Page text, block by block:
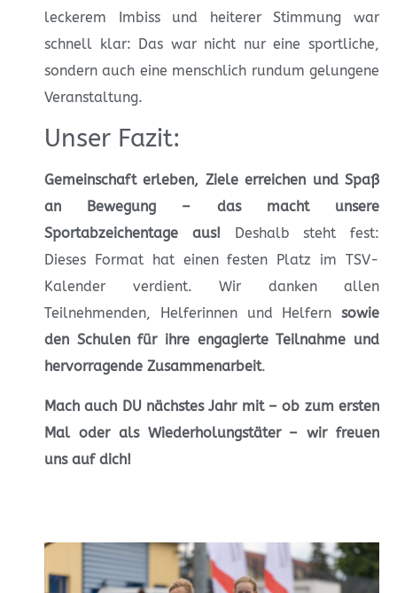
leckerem Imbiss und heiterer Stimmung war
schnell klar: Das war nicht nur eine sportliche,
sondern auch eine menschlich rundum gelungene
Veranstaltung.
Unser Fazit:
Gemeinschaft erleben, Ziele erreichen und Spaß
an Bewegung – das macht unsere
Sportabzeichentage aus!Deshalb steht fest:
Dieses Format hat einen festen Platz im TSV-
Kalender verdient. Wir danken allen
Teilnehmenden, Helferinnen und Helfern sowie
den Schulen für ihre engagierte Teilnahme und
hervorragende Zusammenarbeit.
Mach auch DU nächstes Jahr mit – ob zum ersten
Mal oder als Wiederholungstäter – wir freuen
uns auf dich!